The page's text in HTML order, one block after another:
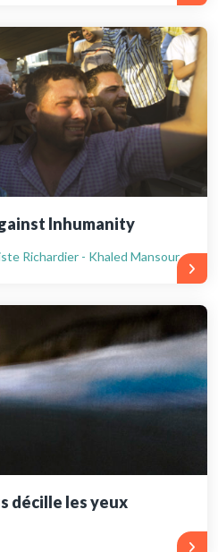
Inhumanity
Richardier - Khaled Mansour
décille les yeux